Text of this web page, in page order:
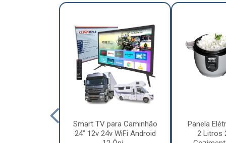
Smart TV para Caminhão
24” 12v 24v WiFi Android
Panela
2 Litros